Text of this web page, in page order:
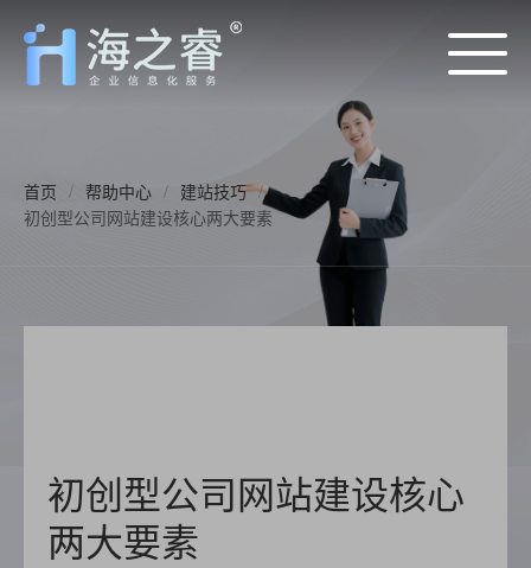
首页 / 帮助中心 / 建站技巧 /
初创型公司网站建设核心两大要素
初创型公司网站建设核心
两大要素